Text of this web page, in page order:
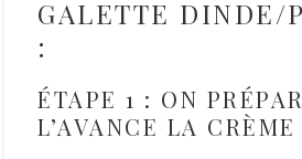
GALETTE DINDE/
:
ÉTAPE 1 : ON
L’AVANCE LA